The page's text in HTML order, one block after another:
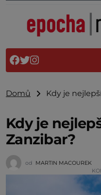
Domů Kdy je
Kdy je
Zanzibar?
od MARTIN MACOUREK